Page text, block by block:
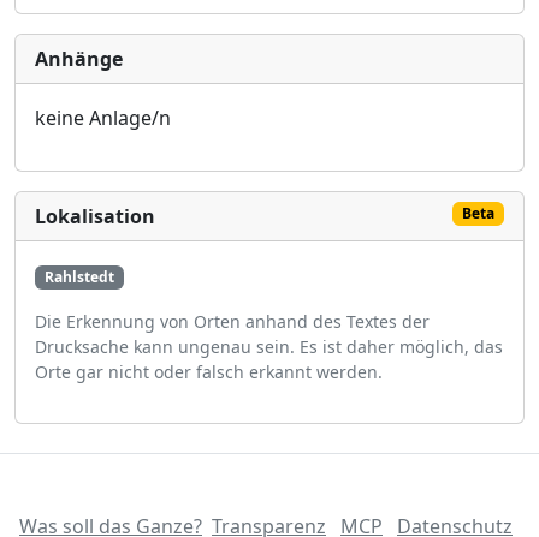
Anhänge
keine Anlage/n
Lokalisation Beta
Rahlstedt
Die Erkennung von Orten anhand des Textes der
Drucksache kann ungenau sein. Es ist daher möglich, das
Orte gar nicht oder falsch erkannt werden.
Was soll das Ganze? Transparenz MCP Datenschutz